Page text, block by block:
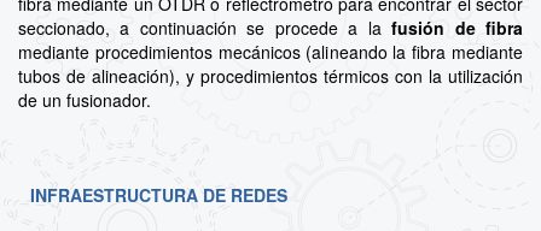
seccionado, a continuación se procede a lafusión de fibra
mediante procedimientos mecánicos (alineando la fibra mediante
tubos de alineación), y procedimientos térmicos con la utilización
de un fusionador.
INFRAESTRUCTURA DE REDES